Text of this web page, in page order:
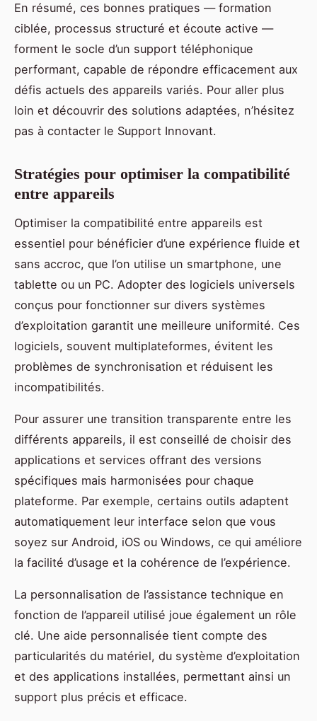
En résumé, ces bonnes pratiques — formation
ciblée, processus structuré et écoute active —
forment le socle d’un support téléphonique
performant, capable de répondre efficacement aux
défis actuels des appareils variés. Pour aller plus
loin et découvrir des solutions adaptées, n’hésitez
pas à contacter le Support Innovant.
Stratégies pour optimiser la compatibilité
entre appareils
Optimiser la compatibilité entre appareils est
essentiel pour bénéficier d’une expérience fluide et
sans accroc, que l’on utilise un smartphone, une
tablette ou un PC. Adopter des logiciels universels
conçus pour fonctionner sur divers systèmes
d’exploitation garantit une meilleure uniformité. Ces
logiciels, souvent multiplateformes, évitent les
problèmes de synchronisation et réduisent les
incompatibilités.
Pour assurer une transition transparente entre les
différents appareils, il est conseillé de choisir des
applications et services offrant des versions
spécifiques mais harmonisées pour chaque
plateforme. Par exemple, certains outils adaptent
automatiquement leur interface selon que vous
soyez sur Android, iOS ou Windows, ce qui améliore
la facilité d’usage et la cohérence de l’expérience.
La personnalisation de l’assistance technique en
fonction de l’appareil utilisé joue également un rôle
clé. Une aide personnalisée tient compte des
particularités du matériel, du système d’exploitation
et des applications installées, permettant ainsi un
support plus précis et efficace.